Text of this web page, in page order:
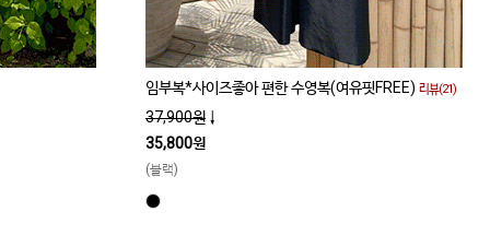
임부복*사이즈좋아 편한 수영복(여유핏FREE) 리뷰(21)
37,900원 ↓
35,800원
(블랙)